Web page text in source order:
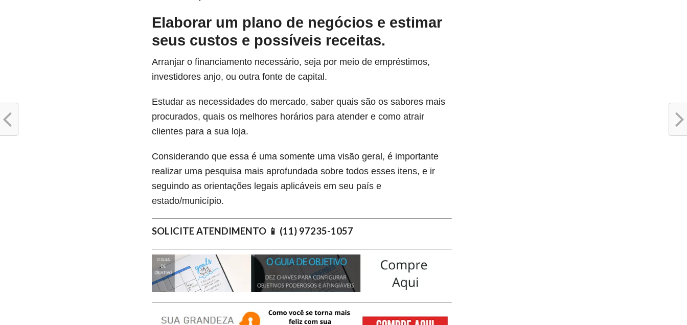
Elaborar um plano de negócios e estimar
seus custos e possíveis receitas.
Arranjar o financiamento necessário, seja por meio de empréstimos,
investidores anjo, ou outra fonte de capital.
Estudar as necessidades do mercado, saber quais são os sabores mais
procurados, quais os melhores horários para atender e como atrair
clientes para a sua loja.
Considerando que essa é uma somente uma visão geral, é importante
realizar uma pesquisa mais aprofundada sobre todos esses itens, e ir
seguindo as orientações legais aplicáveis em seu país e
estado/município.
SOLICITE ATENDIMENTO 📱 (11) 97235-1057